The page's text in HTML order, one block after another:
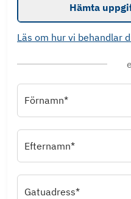
Hämta
Läs om hur vi behandlar
Förnamn*
Efternamn*
Gatuadress*